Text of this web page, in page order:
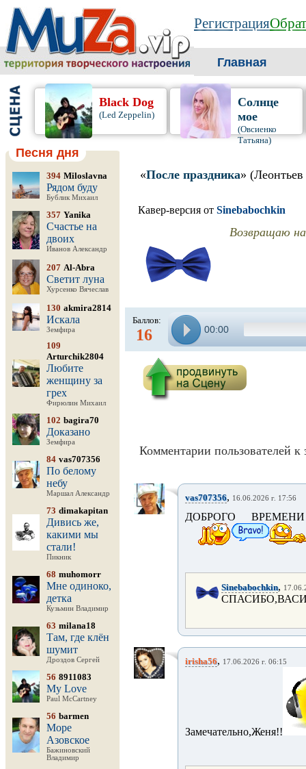
Регистрация
Главная
Black Dog
(Led Zeppelin)
Солнце
мое
(Овсиенко
Татьяна)
Песня дня
394 Miloslavna
Рядом буду
Бублик Михаил
357 Yanika
Счастье на
двоих
Иванов Александр
207 Al-Abra
Светит луна
Хурсенко Вячеслав
130 akmira2814
Искала
Земфира
109
Arturchik2804
Любите
женщину за
грех
Фирюлин Михаил
102 bagira70
Доказано
Земфира
84 vas707356
По белому
небу
Маршал Александр
73 dimakapitan
Дивись же,
какими мы
стали!
Пикник
68 muhomorr
Мне одиноко,
детка
Кузьмин Владимир
63 milana18
Там, где клён
шумит
Дроздов Сергей
56 8911083
My Love
Paul McCartney
56 barmen
Море
Азовское
Бажиновский
Владимир
«После праздника»
Кавер-версия от Sinebabochkin
Возвращаю
Баллов:
16 00:00
Комментарии пользователей к
vas707356, 16.06.2026 г. 17:56
ДОБРОГО
Sinebabochkin,
irisha56, 17.06.2026 г. 06:15
Замечательно,Женя!!